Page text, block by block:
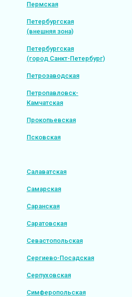
Пермская
Петербургская
(внешняя зона)
Петербургская
(город Санкт-Петербург)
Петрозаводская
Петропавловск-
Камчатская
Прокопьевская
Псковская
Салаватская
Самарская
Саранская
Саратовская
Севастопольская
Сергиево-Посадская
Серпуховская
Симферопольская